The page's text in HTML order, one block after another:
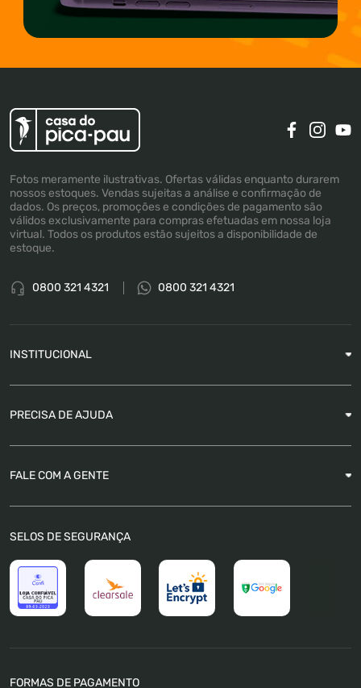
Fotos meramente ilustrativas. Ofertas válidas enquanto durarem
nossos estoques. Vendas sujeitas a análise e confirmação de
dados. Os preços, promoções e condições de pagamento são
válidos exclusivamente para compras efetuadas em nossa loja
virtual. Todos os produtos estão sujeitos a disponibilidade de
estoque.
0800 321 4321 0800 321 4321
INSTITUCIONAL
PRECISA DE AJUDA
FAQ
Trocas e Devoluções
Política de Pagamento
Política de Privacidade
FALE COM A GENTE
SELOS DE SEGURANÇA
FORMAS DE PAGAMENTO